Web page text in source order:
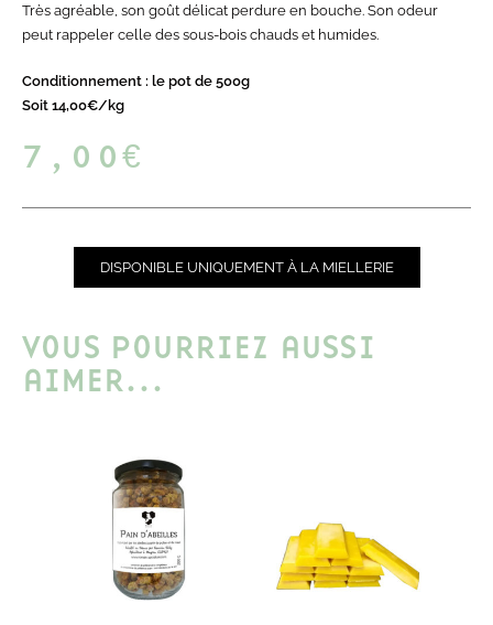
Très agréable, son goût délicat perdure en bouche. Son odeur
peut rappeler celle des sous-bois chauds et humides.
Conditionnement : le pot de 500g
Soit 14,00€/kg
7,00€
DISPONIBLE UNIQUEMENT À LA MIELLERIE
VOUS POURRIEZ AUSSI
AIMER...